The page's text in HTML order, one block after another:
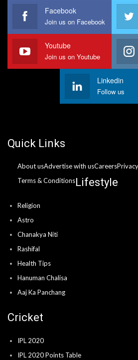
Facebook
Join us on Facebook
Youtube
Join us on Youtube
Linkedin
Follow us
Quick Links
About usAdvertise with usCareersPrivacy
Terms & Conditions Lifestyle
Religion
Astro
Chanakya Niti
Rashifal
Health Tips
Hanuman Chalisa
Aaj Ka Panchang
Cricket
IPL 2020
IPL 2020 Points Table